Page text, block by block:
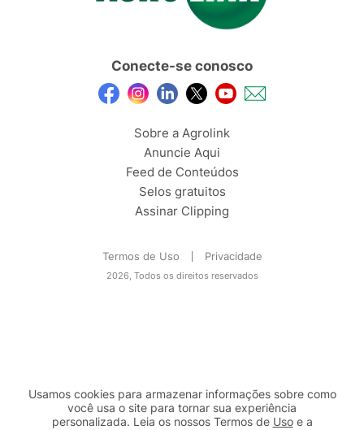
Conecte-se conosco
Sobre a Agrolink
Anuncie Aqui
Feed de Conteúdos
Selos gratuitos
Assinar Clipping
Termos de Uso Privacidade
2026, Todos os direitos reservados
Usamos cookies para armazenar informações sobre como
você usa o site para tornar sua experiência
personalizada. Leia os nossos Termos de Usoe a